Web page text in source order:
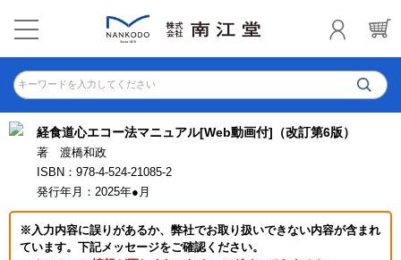
キーワードを入力してください
経食道心エコー法マニュアル[Web動画付]（改訂第6版）
著 渡橋和政
ISBN：978-4-524-21085-2
発行年月：2025年●月
※入力内容に誤りがあるか、弊社でお取り扱いできない内容が含まれ
ています。下記メッセージをご確認ください。